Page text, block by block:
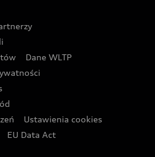
Audi
w Warszawie
Narciarskich w
Dane WLTP
Ustawienia cookies
EU Data Act